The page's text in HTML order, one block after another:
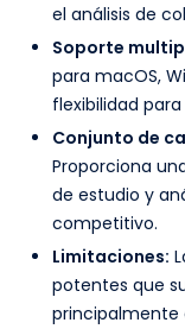
el análisis de
Soporte
para macOS,
flexibilidad
Conjunto de
Proporciona
de estudio y
competitivo.
Limitaciones:
potentes que
principalmente